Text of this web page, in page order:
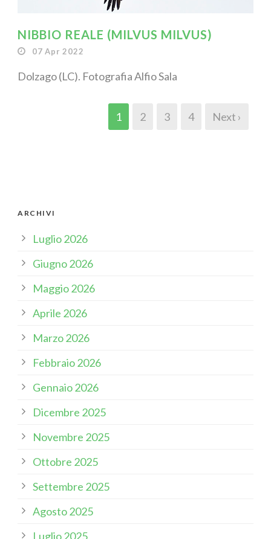
NIBBIO REALE (MILVUS MILVUS)
07 Apr 2022
Dolzago (LC). Fotografia Alfio Sala
1 2 3 4 Next ›
ARCHIVI
Luglio 2026
Giugno 2026
Maggio 2026
Aprile 2026
Marzo 2026
Febbraio 2026
Gennaio 2026
Dicembre 2025
Novembre 2025
Ottobre 2025
Settembre 2025
Agosto 2025
Luglio 2025